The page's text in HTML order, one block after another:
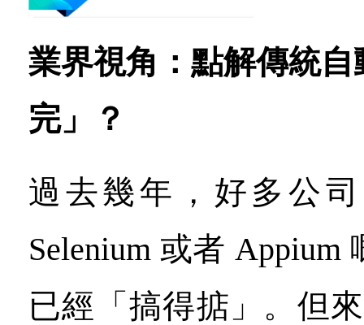
業界視角：點解傳統
完」
？
過去幾年，好多公
Selenium 或者 Appium
已經「搞得掂」。但